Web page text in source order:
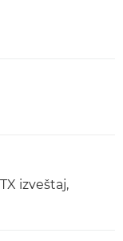
izveštaj,